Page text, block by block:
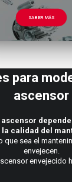
SABER MÁS
para
ascensor
la calidad del
que sea el
envejecen.
envejecido